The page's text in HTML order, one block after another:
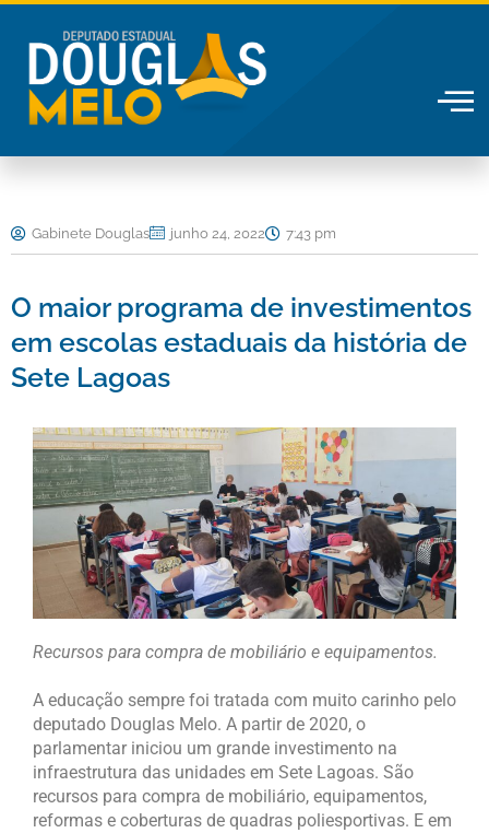
conteúdo
Gabinete Douglas junho 24, 2022 7:43 pm
O maior programa de investimentos
em escolas estaduais da história de
Sete Lagoas
Recursos para compra de mobiliário e equipamentos.
A educação sempre foi tratada com muito carinho pelo
deputado Douglas Melo. A partir de 2020, o
parlamentar iniciou um grande investimento na
infraestrutura das unidades em Sete Lagoas. São
recursos para compra de mobiliário, equipamentos,
reformas e coberturas de quadras poliesportivas. E em